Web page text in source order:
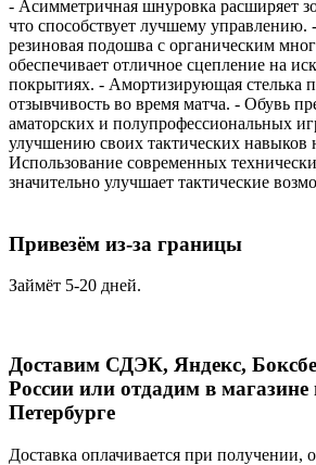
- Асимметричная шнуровка расширяет
что способствует лучшему
резиновая подошва с органическим
обеспечивает отличное сцепление на
покрытиях. - Амортизирующая стелька
отзывчивость во время матча. - Обувь
аматорских и полупрофессиональных
улучшению своих тактических навыков
Использование современных
значительно улучшает тактические
Привезём из-за границы
Займёт 5-20 дней.
Доставим СДЭК, Яндекс,
России или отдадим в
Петербурге
Доставка оплачивается при получении,